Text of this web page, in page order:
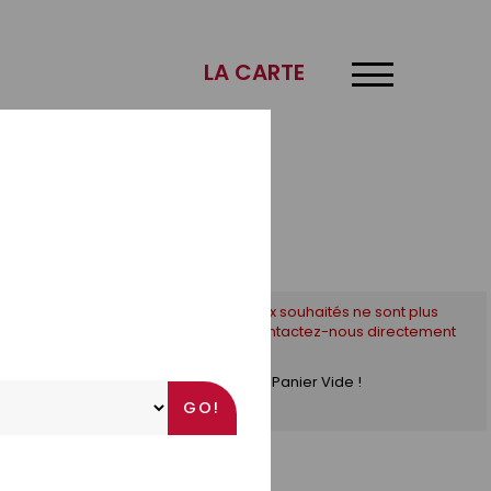
LA CARTE
* Si les créneaux souhaités ne sont plus
disponibles, contactez-nous directement
Panier Vide !